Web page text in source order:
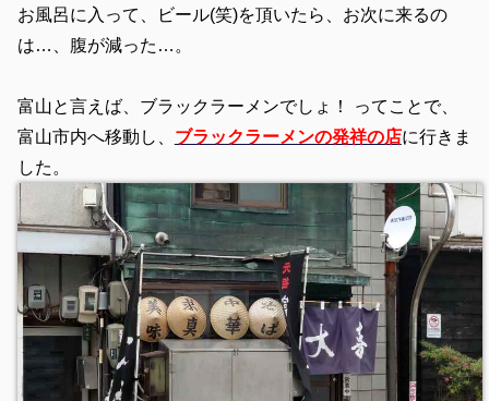
お風呂に入って、ビール(笑)を頂いたら、お次に来るの
は…、腹が減った…。
富山と言えば、ブラックラーメンでしょ！ ってことで、
富山市内へ移動し、 ブラックラーメンの発祥の店に行きま
した。